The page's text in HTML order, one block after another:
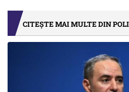
CITEȘTE MAI MULTE DIN